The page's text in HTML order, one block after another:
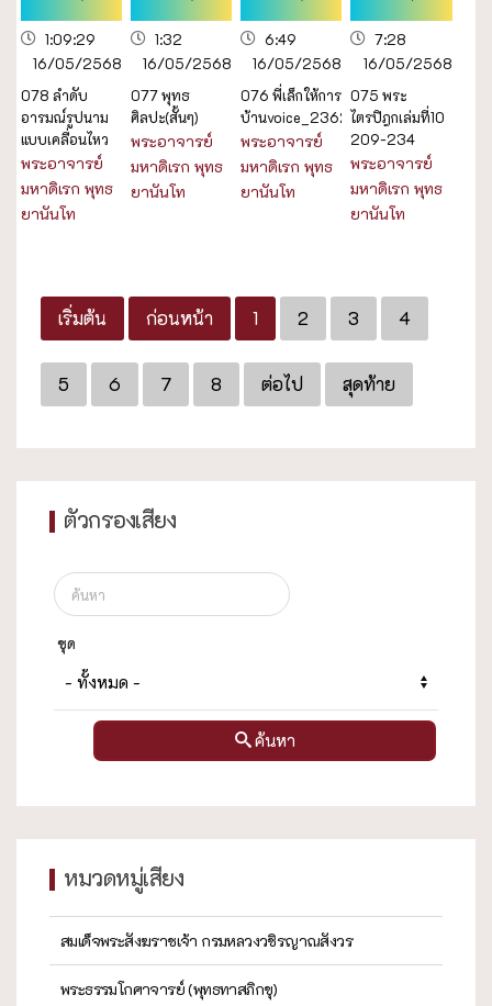
1:09:29
16/05/2568
078 ลำดับ
อารมณ์รูปนาม
แบบเคลื่อนไหว
พระอาจารย์
มหาดิเรก พุทธ
ยานันโท
1:32
16/05/2568
077 พุทธ
ศิลปะ(สั้นๆ)
พระอาจารย์
มหาดิเรก พุทธ
ยานันโท
6:49
16/05/2568
076 พี่เล็กให้การ
บ้านvoice_23622
พระอาจารย์
มหาดิเรก พุทธ
ยานันโท
7:28
16/05/2568
075 พระ
ไตรปิฎกเล่มที่10
209-234
พระอาจารย์
มหาดิเรก พุทธ
ยานันโท
เริ่มต้น ก่อนหน้า 1 2 3 4
5 6 7 8 ต่อไป สุดท้าย
ตัวกรองเสียง
ชุด
ค้นหา
หมวดหมู่เสียง
สมเด็จพระสังฆราชเจ้า กรมหลวงวชิรญาณสังวร
พระธรรมโกศาจารย์ (พุทธทาสภิกขุ)